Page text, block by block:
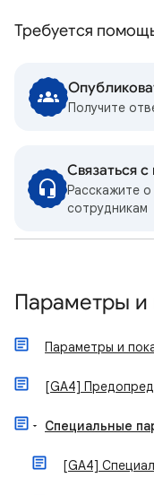
Требуется
Получите
Связаться с
Расскажите
сотрудникам
Параметры и
Параметры и
[GA4]
Специальные
[GA4]